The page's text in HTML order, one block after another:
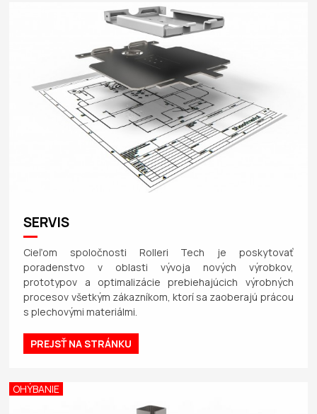
SERVIS
Cieľom spoločnosti Rolleri Tech je poskytovať
poradenstvo v oblasti vývoja nových výrobkov,
prototypov a optimalizácie prebiehajúcich výrobných
procesov všetkým zákazníkom, ktorí sa zaoberajú prácou
s plechovými materiálmi.
PREJSŤ NA STRÁNKU
OHÝBANIE